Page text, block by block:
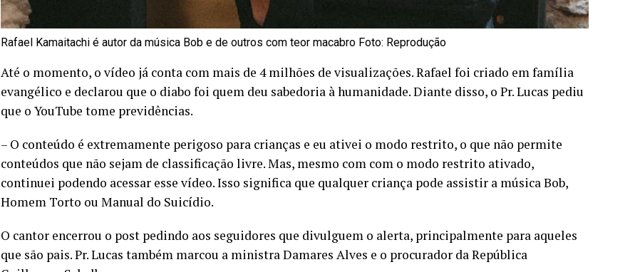
Rafael Kamaitachi é autor da música Bob e de outros com teor macabro Foto: Reprodução
Até o momento, o vídeo já conta com mais de 4 milhões de visualizações. Rafael foi criado em família
evangélico e declarou que o diabo foi quem deu sabedoria à humanidade. Diante disso, o Pr. Lucas pediu
que o YouTube tome previdências.
– O conteúdo é extremamente perigoso para crianças e eu ativei o modo restrito, o que não permite
conteúdos que não sejam de classificação livre. Mas, mesmo com com o modo restrito ativado,
continuei podendo acessar esse vídeo. Isso significa que qualquer criança pode assistir a música Bob,
Homem Torto ou Manual do Suicídio.
O cantor encerrou o post pedindo aos seguidores que divulguem o alerta, principalmente para aqueles
que são pais. Pr. Lucas também marcou a ministra Damares Alves e o procurador da República